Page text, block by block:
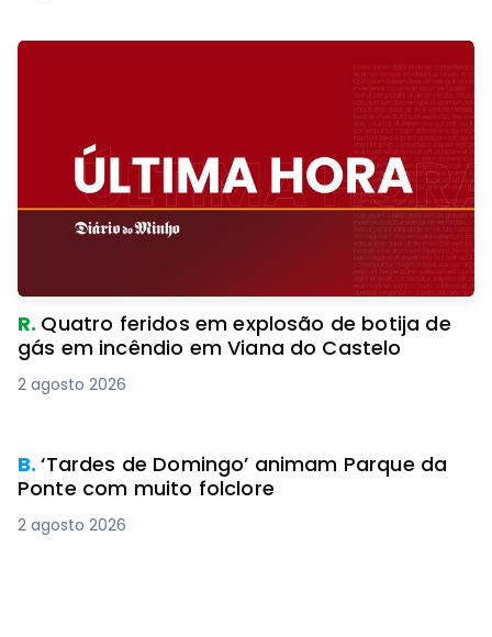
R. Quatro feridos em explosão de botija de
gás em incêndio em Viana do Castelo
2 agosto 2026
B.‘Tardes de Domingo’ animam Parque da
Ponte com muito folclore
2 agosto 2026